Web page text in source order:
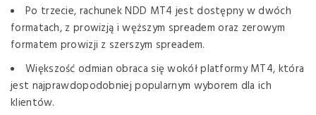
Po trzecie, rachunek NDD MT4 jest dostępny w dwóch
formatach, z prowizją i węższym spreadem oraz zerowym
formatem prowizji z szerszym spreadem.
Większość odmian obraca się wokół platformy MT4, która
jest najprawdopodobniej popularnym wyborem dla ich
klientów.